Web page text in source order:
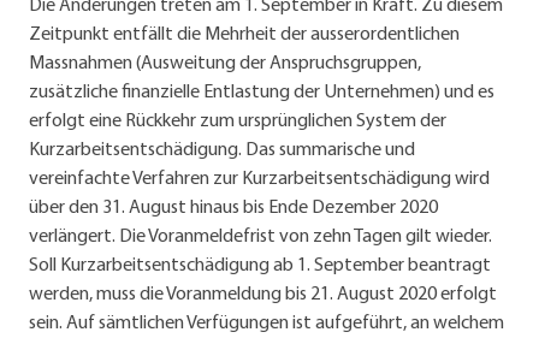
Zeitpunkt entfällt die Mehrheit der ausserordentlichen
Massnahmen (Ausweitung der Anspruchsgruppen,
zusätzliche finanzielle Ent­lastung der Unternehmen) und es
erfolgt eine Rückkehr zum ursprünglichen System der
Kurzarbeitsentschädigung. Das summarische und
vereinfachte Verfahren zur Kurzarbeitsentschädigung wird
über den 31. August hinaus bis Ende Dezember 2020
verlängert. Die Voranmeldefrist von zehn Tagen gilt wieder.
Soll Kurzarbeitsentschädigung ab 1. September beantragt
werden, muss die Vor­anmeldung bis 21. August 2020 erfolgt
sein. Auf sämtlichen Verfügungen ist aufgeführt, an welchem